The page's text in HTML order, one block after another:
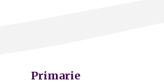
Primarie